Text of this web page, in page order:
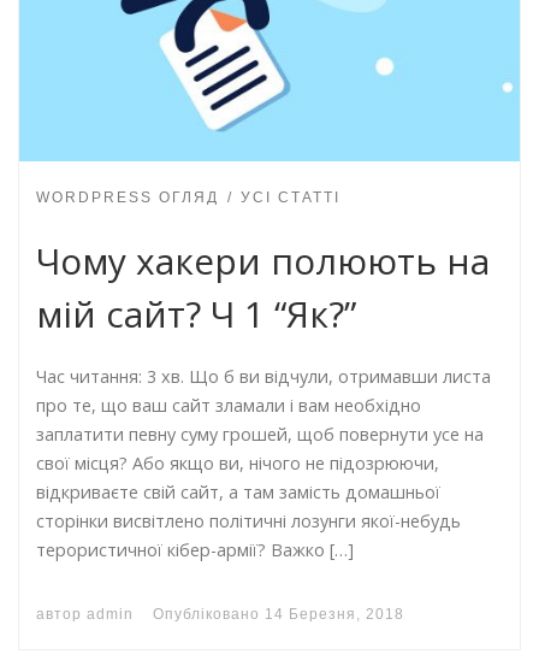
WORDPRESS ОГЛЯД УСІ СТАТТІ
Чому хакери полюють на
мій сайт? Ч 1 “Як?”
Час читання: 3 хв. Що б ви відчули, отримавши листа
про те, що ваш сайт зламали і вам необхідно
заплатити певну суму грошей, щоб повернути усе на
свої місця? Або якщо ви, нічого не підозрюючи,
відкриваєте свій сайт, а там замість домашньої
сторінки висвітлено політичні лозунги якої-небудь
терористичної кібер-армії? Важко […]
автор admin Опубліковано 14 Березня, 2018